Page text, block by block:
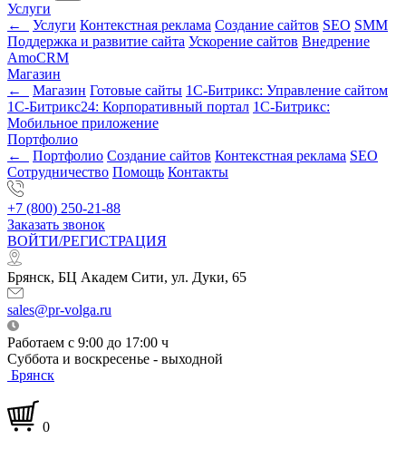
Услуги
←
Услуги Контекстная реклама Создание сайтов SEO SMM
Поддержка и развитие сайта Ускорение сайтов Внедрение
AmoCRM
Магазин
←
Магазин Готовые сайты 1С-Битрикс: Управление сайтом
1С-Битрикс24: Корпоративный портал 1С-Битрикс:
Мобильное приложение
Портфолио
←
Портфолио Создание сайтов Контекстная реклама SEO
Сотрудничество Помощь Контакты
+7 (800) 250-21-88
Заказать звонок
ВОЙТИ/РЕГИСТРАЦИЯ
Брянск, БЦ Академ Сити, ул. Дуки, 65
sales@pr-volga.ru
Работаем с 9:00 до 17:00 ч
Суббота и воскресенье - выходной
Брянск
0